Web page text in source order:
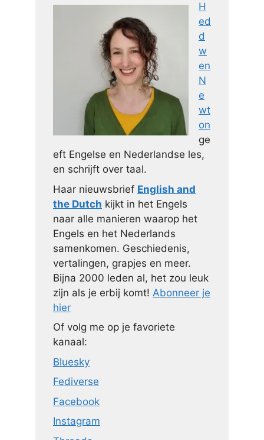
H
ed
d
w
en
N
e
wt
on
ge
eft Engelse en Nederlandse les,
en schrijft over taal.
Haar nieuwsbrief English and
the Dutch kijkt in het Engels
naar alle manieren waarop het
Engels en het Nederlands
samenkomen. Geschiedenis,
vertalingen, grapjes en meer.
Bijna 2000 leden al, het zou leuk
zijn als je erbij komt! Abonneer je
hier
Of volg me op je favoriete
kanaal:
Bluesky
Fediverse
Facebook
Instagram